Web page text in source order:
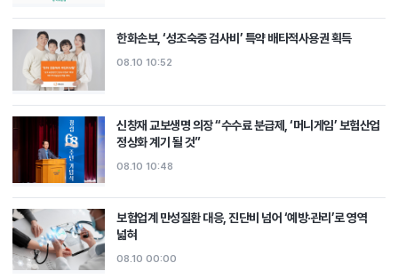
한화손보, ‘성조숙증 검사비’ 특약 배타적사용권 획득
08.10 10:52
신창재 교보생명 의장 “수수료 분급제, ‘머니게임’ 보험산업
정상화 계기 될 것”
08.10 10:48
보험업계 만성질환 대응, 진단비 넘어 ‘예방·관리’로 영역
넓혀
08.10 00:00